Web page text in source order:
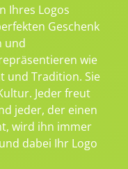
Ihres Logos
Geschenk
und
wie
und Tradition. Sie
Jeder freut
jeder, der einen
wird ihn immer
dabei Ihr Logo